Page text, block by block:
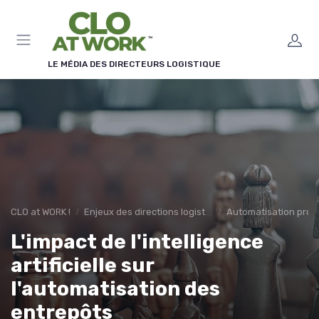
LE MÉDIA DES DIRECTEURS LOGISTIQUE
CLO at WORK ! Enjeux des directions logistiques Automatisation
L'impact de l'intelligence
artificielle sur
l'automatisation des
entrepôts
Panneau de gestion des cookies